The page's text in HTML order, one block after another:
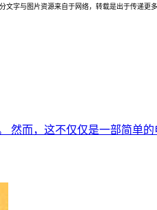
文字与图片资源来自于网络，转载是出于传递更
然而，这不仅仅是一部简单